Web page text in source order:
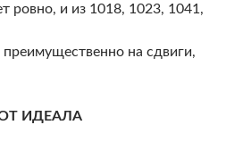
ровно, и из 1018, 1023, 1041,
на сдвиги,
ИДЕАЛА